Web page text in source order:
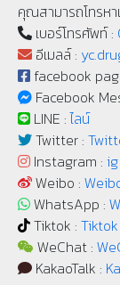
คุณสามารถโทรหา
เบอร์โทรศัพท์ :
อีเมลล์ :
facebook
Facebook
LINE :ไลน์
Twitter :
Instagram : ig
Weibo :
WhatsApp :
Tiktok : Tiktok
WeChat :
KakaoTalk :